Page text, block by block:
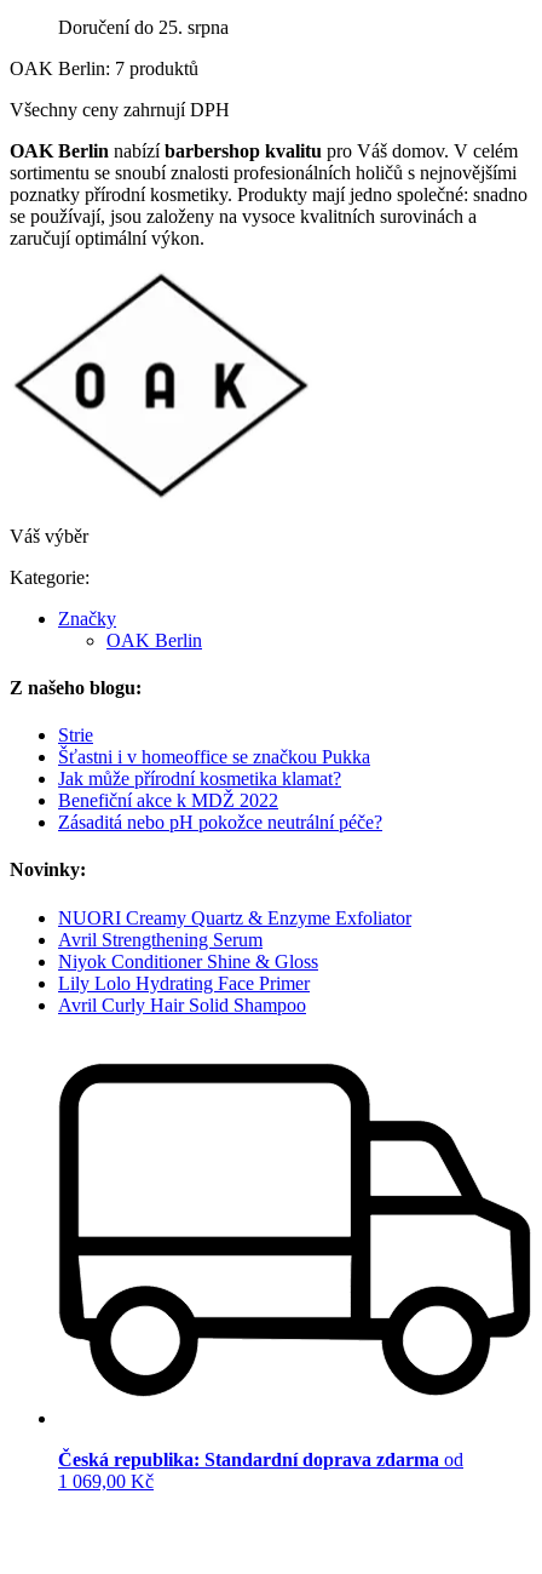
Doručení do 25. srpna
OAK Berlin: 7 produktů
Všechny ceny zahrnují DPH
OAK Berlin nabízíbarbershop kvalitu pro Váš domov. V celém
sortimentu se snoubí znalosti profesionálních holičů s nejnovějšími
poznatky přírodní kosmetiky. Produkty mají jedno společné: snadno
se používají, jsou založeny na vysoce kvalitních surovinách a
zaručují optimální výkon.
Váš výběr
Kategorie:
Značky
OAK Berlin
Z našeho blogu:
Strie
Šťastni i v homeoffice se značkou Pukka
Jak může přírodní kosmetika klamat?
Benefiční akce k MDŽ 2022
Zásaditá nebo pH pokožce neutrální péče?
Novinky:
NUORI Creamy Quartz & Enzyme Exfoliator
Avril Strengthening Serum
Niyok Conditioner Shine & Gloss
Lily Lolo Hydrating Face Primer
Avril Curly Hair Solid Shampoo
Česká republika: Standardní doprava zdarma od
1 069,00 Kč